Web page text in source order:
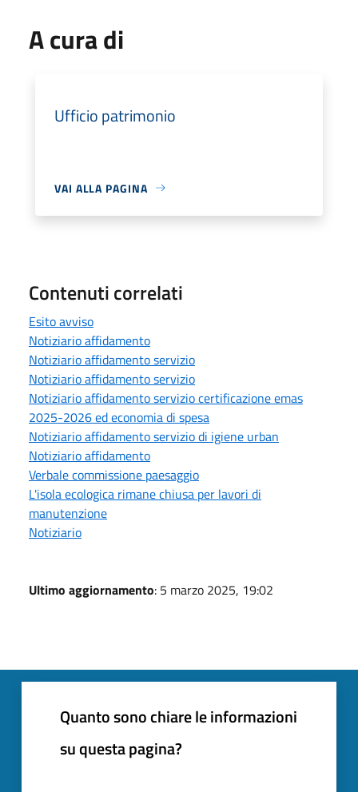
A cura di
Ufficio patrimonio
VAI ALLA PAGINA
Contenuti correlati
Esito avviso
Notiziario affidamento
Notiziario affidamento servizio
Notiziario affidamento servizio
Notiziario affidamento servizio certificazione emas
2025-2026 ed economia di spesa
Notiziario affidamento servizio di igiene urban
Notiziario affidamento
Verbale commissione paesaggio
L'isola ecologica rimane chiusa per lavori di
manutenzione
Notiziario
Ultimo aggiornamento: 5 marzo 2025, 19:02
Quanto sono chiare le informazioni
su questa pagina?